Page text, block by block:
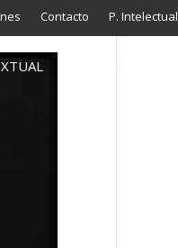
Contacto P. Intelectual
ARCHIVO